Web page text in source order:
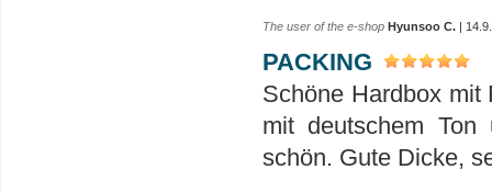
The user of the e-shop Hyunsoo C. |
PACKING
Schöne Hardbox mit
mit deutschem
schön. Gute Dicke,